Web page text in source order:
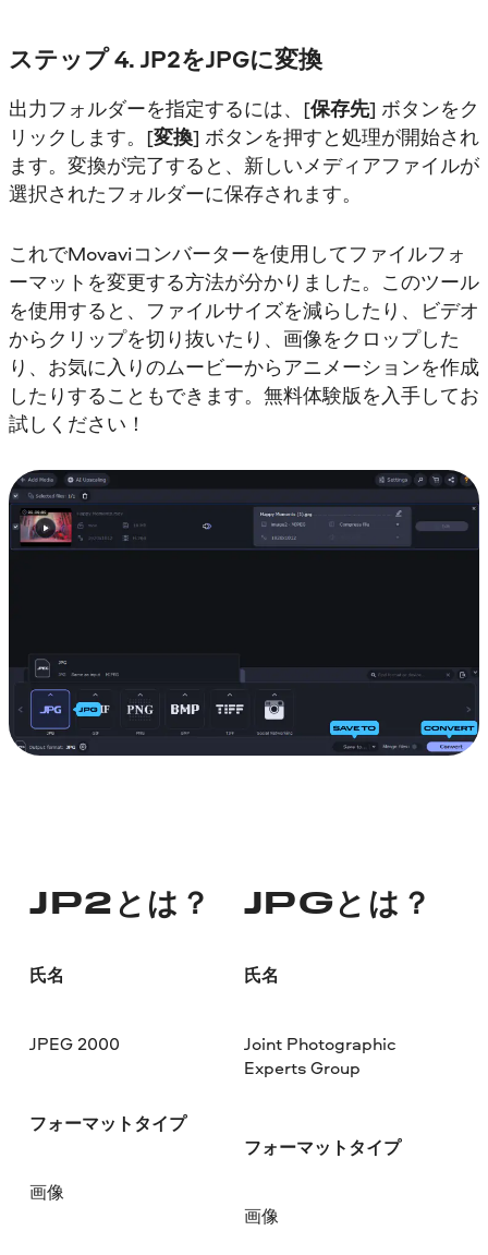
ステップ 4. JP2をJPGに変換
出力フォルダーを指定するには、[保存先] ボタンをク
リックします。[変換] ボタンを押すと処理が開始され
ます。変換が完了すると、新しいメディアファイルが
選択されたフォルダーに保存されます。
これでMovaviコンバーターを使用してファイルフォ
ーマットを変更する方法が分かりました。このツール
を使用すると、ファイルサイズを減らしたり、ビデオ
からクリップを切り抜いたり、画像をクロップした
り、お気に入りのムービーからアニメーションを作成
したりすることもできます。無料体験版を入手してお
試しください！
JP2とは？
氏名
JPEG 2000
フォーマットタイプ
画像
JPGとは？
氏名
Joint Photographic
Experts Group
フォーマットタイプ
画像